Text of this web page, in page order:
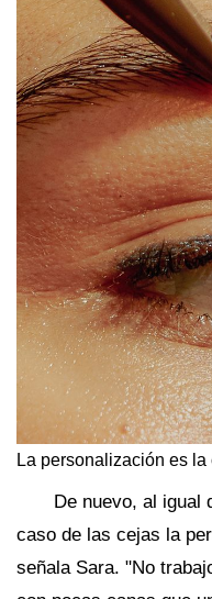
La personalización es la
De nuevo, al igual
caso de las cejas la
señala Sara. "No